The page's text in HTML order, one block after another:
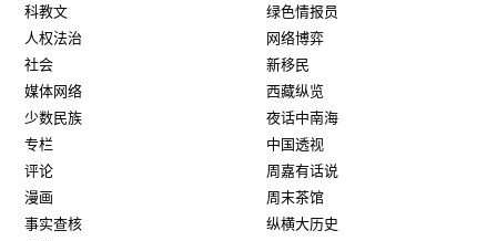
科教文
人权法治
社会
媒体网络
少数民族
专栏
评论
漫画
事实查核
绿色情报员
网络博弈
新移民
西藏纵览
夜话中南海
中国透视
周嘉有话说
周末茶馆
纵横大历史